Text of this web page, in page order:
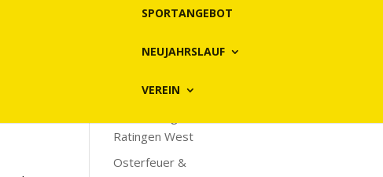
SPORTANGEBOT
NEUJAHRSLAUF
VEREIN
Neues Vereinslokal für die
Ratingen West
Osterfeuer &